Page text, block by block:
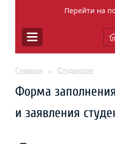
Перейти на
Главная → Студентам
Форма
и заявления